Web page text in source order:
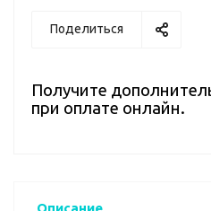
Поделиться
Получите
при оплате онлайн.
Описание